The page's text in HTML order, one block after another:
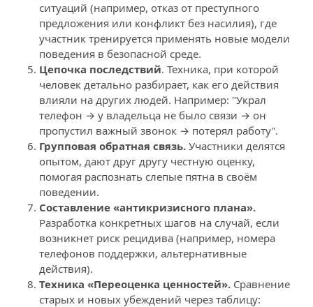
ситуаций (например, отказ от преступного
предложения или конфликт без насилия), где
участник тренируется применять новые модели
поведения в безопасной среде.
Цепочка последствий. Техника, при которой
человек детально разбирает, как его действия
влияли на других людей. Например: "Украл
телефон → у владельца не было связи → он
пропустил важный звонок → потерял работу".
Групповая обратная связь. Участники делятся
опытом, дают друг другу честную оценку,
помогая распознать слепые пятна в своём
поведении.
Составление «антикризисного плана».
Разработка конкретных шагов на случай, если
возникнет риск рецидива (например, номера
телефонов поддержки, альтернативные
действия).
Техника «Переоценка ценностей». Сравнение
старых и новых убеждений через таблицу: